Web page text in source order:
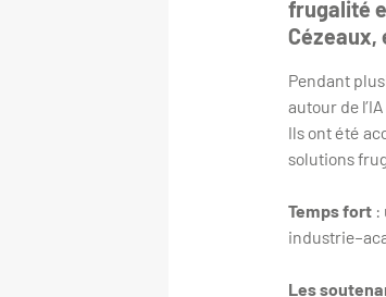
frugalité
Cézeaux,
Pendant
autour de
Ils ont été
solutions
Temps fort :
Les